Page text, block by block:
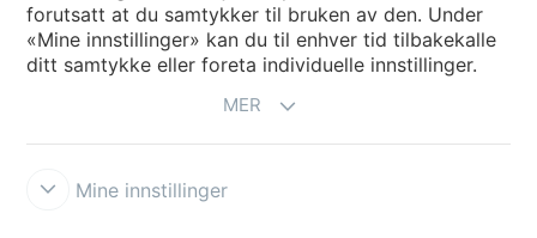
forutsatt at du samtykker til bruken av den. Under
«Mine innstillinger» kan du til enhver tid tilbakekalle
ditt samtykke eller foreta individuelle innstillinger.
MER
Mine innstillinger